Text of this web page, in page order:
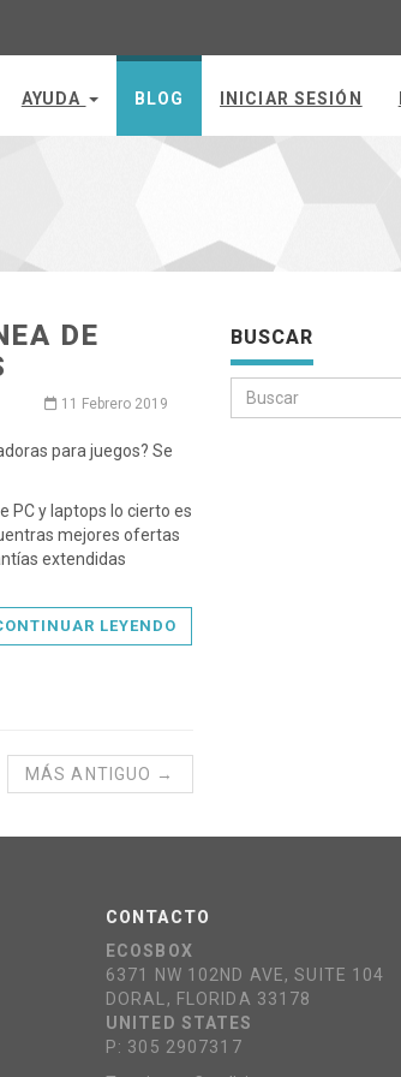
AYUDA BLOG INICIAR SESIÓN
DE
11 Febrero 2019
para juegos? Se
PC y laptops lo cierto es
mejores ofertas
extendidas
LEYENDO
MÁS ANTIGUO →
BUSCAR
CONTACTO
ECOSBOX
6371 NW 102ND AVE, SUITE 104
DORAL, FLORIDA 33178
UNITED STATES
P: 305 2907317